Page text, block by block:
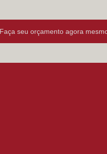
Faça seu orçamento agora